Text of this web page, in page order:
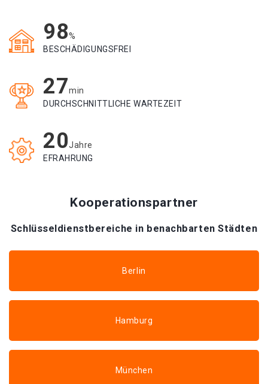
98%
BESCHÄDIGUNGSFREI
27min
DURCHSCHNITTLICHE WARTEZEIT
20Jahre
EFRAHRUNG
Kooperationspartner
Schlüsseldienstbereiche in benachbarten Städten
Berlin
Hamburg
München